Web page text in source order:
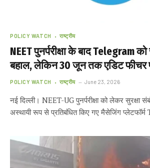
POLICY WATCH राष्ट्रीय
NEET पुनर्परीक्षा के बाद Telegram
बहाल, लेकिन 30 जून तक एडिट फीचर
POLICY WATCH राष्ट्रीय June 23, 2026
नई दिल्ली। NEET-UG पुनर्परीक्षा को लेकर सुरक्षा
अस्थायी रूप से प्रतिबंधित किए गए मैसेजिंग